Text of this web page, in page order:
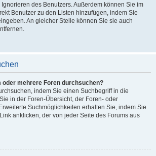
des Benutzers. Außerdem können Sie im
Benutzer zu den Listen hinzufügen, indem Sie
An gleicher Stelle können Sie sie auch
oder mehrere Foren durchsuchen?
indem Sie einen Suchbegriff in die
in der Foren-Übersicht, der Foren- oder
Suchmöglichkeiten erhalten Sie, indem Sie
anklicken, der von jeder Seite des Forums aus